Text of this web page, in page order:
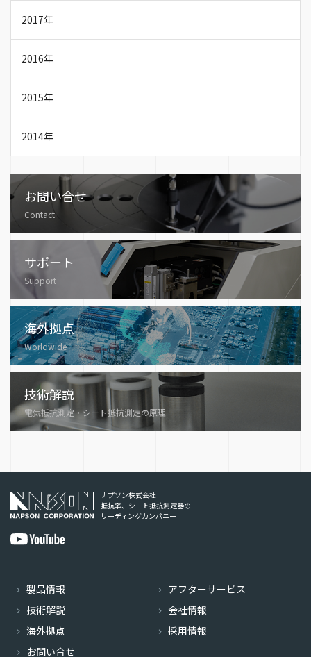
2017年
2016年
2015年
2014年
お問い合せ
Contact
サポート
Support
海外拠点
Worldwide
技術解説
電気抵抗測定・シート抵抗測定の原理
ナプソン株式会社
抵抗率、シート抵抗測定器の
リーディングカンパニー
製品情報
アフターサービス
技術解説
会社情報
海外拠点
採用情報
お問い合せ